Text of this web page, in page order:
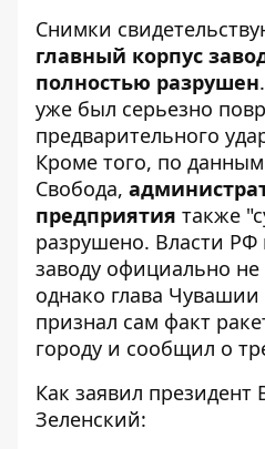
Снимки
главный корпус
полностью разрушен
уже был серьезно
предварительного
Кроме того, по
Свобода,
предприятия также
разрушено. Власти РФ
заводу официально
однако глава
признал сам факт
городу и сообщил о
Как заявил президент
Зеленский: